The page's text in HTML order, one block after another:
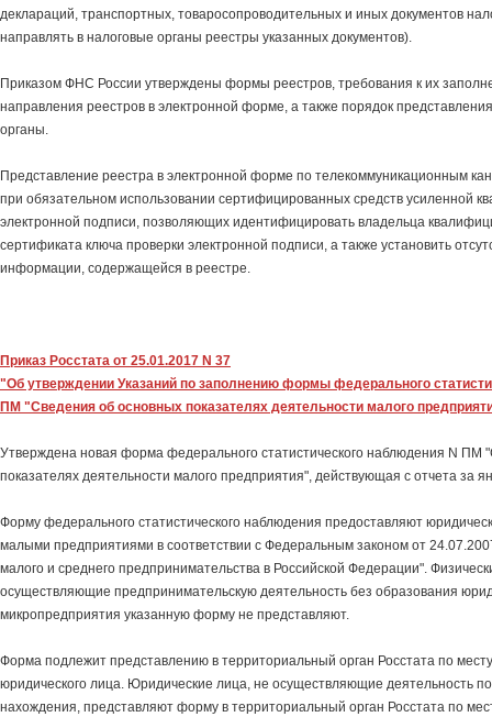
деклараций, транспортных, товаросопроводительных и иных документов
направлять в налоговые органы реестры указанных документов).
Приказом ФНС России утверждены формы реестров, требования к их
направления реестров в электронной форме, а также порядок
органы.
Представление реестра в электронной форме по телекоммуникационным
при обязательном использовании сертифицированных средств усиленной
электронной подписи, позволяющих идентифицировать владельца
сертификата ключа проверки электронной подписи, а также установить
информации, содержащейся в реестре.
Приказ Росстата от 25.01.2017 N 37
"Об утверждении Указаний по заполнению формы федерального
ПМ "Сведения об основных показателях деятельности малого
Утверждена новая форма федерального статистического наблюдения N ПМ
показателях деятельности малого предприятия", действующая с отчета за
Форму федерального статистического наблюдения предоставляют
малыми предприятиями в соответствии с Федеральным законом от
малого и среднего предпринимательства в Российской Федерации".
осуществляющие предпринимательскую деятельность без образования
микропредприятия указанную форму не представляют.
Форма подлежит представлению в территориальный орган Росстата по
юридического лица. Юридические лица, не осуществляющие деятельность по
нахождения, представляют форму в территориальный орган Росстата по